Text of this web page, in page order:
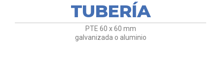
TUBERÍA
PTE 60 x 60 mm
galvanizada o aluminio